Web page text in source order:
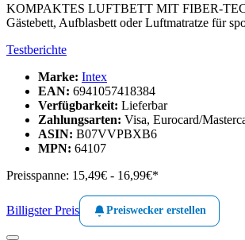
KOMPAKTES LUFTBETT MIT FIBER-TECH
Gästebett, Aufblasbett oder Luftmatratze für
Testberichte
Marke: Intex
EAN: 6941057418384
Verfügbarkeit: Lieferbar
Zahlungsarten: Visa, Eurocard/
ASIN: B07VVPBXB6
MPN: 64107
Preisspanne: 15,49€ - 16,99€*
Billigster Preis Preiswecker erstellen